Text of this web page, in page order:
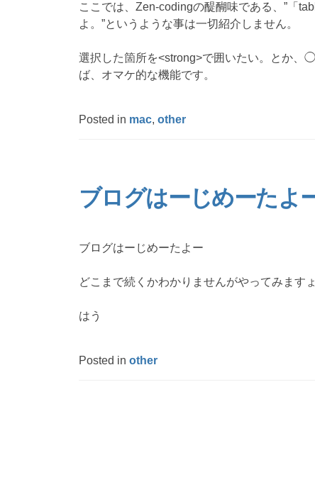
ここでは、Zen-codingの醍醐味である、”「
よ。”というような事は一切紹介しません。
選択した箇所を<strong>で囲いたい。とか、
ば、オマケ的な機能です。
Posted in mac, other
ブログはーじめーたよ
ブログはーじめーたよー
どこまで続くかわかりませんがやってみますょ
はう
Posted in other